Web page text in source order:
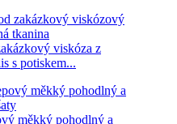
viskóza z
s potiskem...
měkký pohodlný a